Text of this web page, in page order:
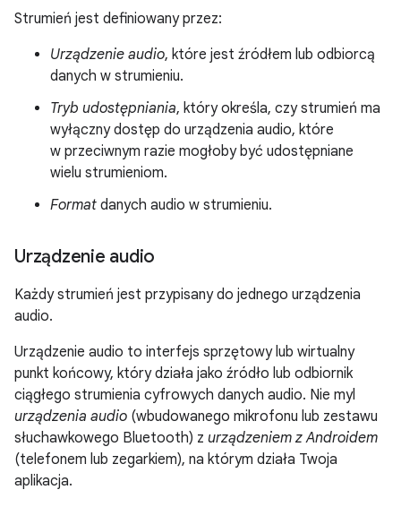
Strumień jest definiowany przez:
Urządzenie audio, które jest źródłem lub odbiorcą
danych w strumieniu.
Tryb udostępniania, który określa, czy strumień ma
wyłączny dostęp do urządzenia audio, które
w przeciwnym razie mogłoby być udostępniane
wielu strumieniom.
Format danych audio w strumieniu.
Urządzenie audio
Każdy strumień jest przypisany do jednego urządzenia
audio.
Urządzenie audio to interfejs sprzętowy lub wirtualny
punkt końcowy, który działa jako źródło lub odbiornik
ciągłego strumienia cyfrowych danych audio. Nie myl
urządzenia audio (wbudowanego mikrofonu lub zestawu
słuchawkowego Bluetooth) z urządzeniem z Androidem
(telefonem lub zegarkiem), na którym działa Twoja
aplikacja.